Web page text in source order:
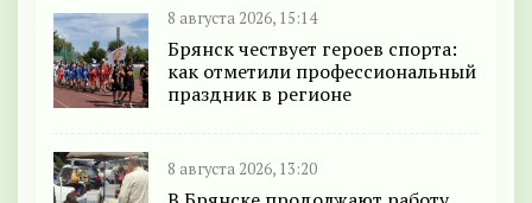
8 августа 2026, 15:14
Брянск чествует героев спорта:
как отметили профессиональный
праздник в регионе
8 августа 2026, 13:20